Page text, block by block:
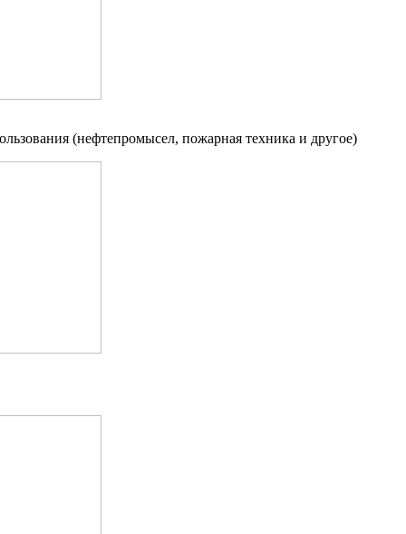
(нефтепромысел, пожарная техника и другое)